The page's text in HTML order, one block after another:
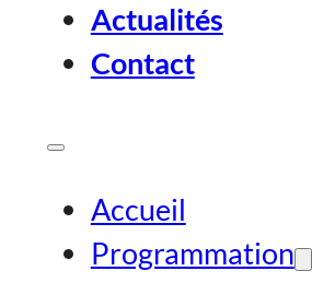
Actualités
Contact
Accueil
Programmation